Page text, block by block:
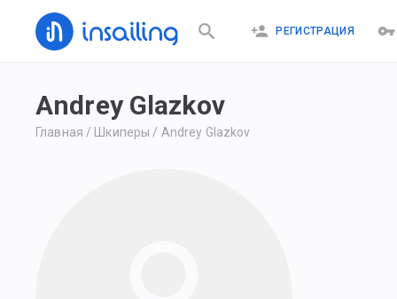
РЕГИСТРАЦИЯ
Andrey Glazkov
Главная / Шкиперы / Andrey Glazkov